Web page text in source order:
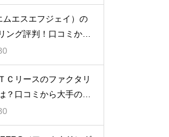
ムエスエフジェイ）の
ング評判！口コミから
Ｃリースのファクタリ
？口コミから大手の安